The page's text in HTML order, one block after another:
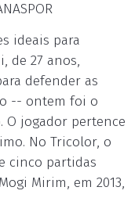
ideais para
de 27 anos,
defender as
-- ontem foi o
O jogador pertence
No Tricolor, o
cinco partidas
Mirim, em 2013,